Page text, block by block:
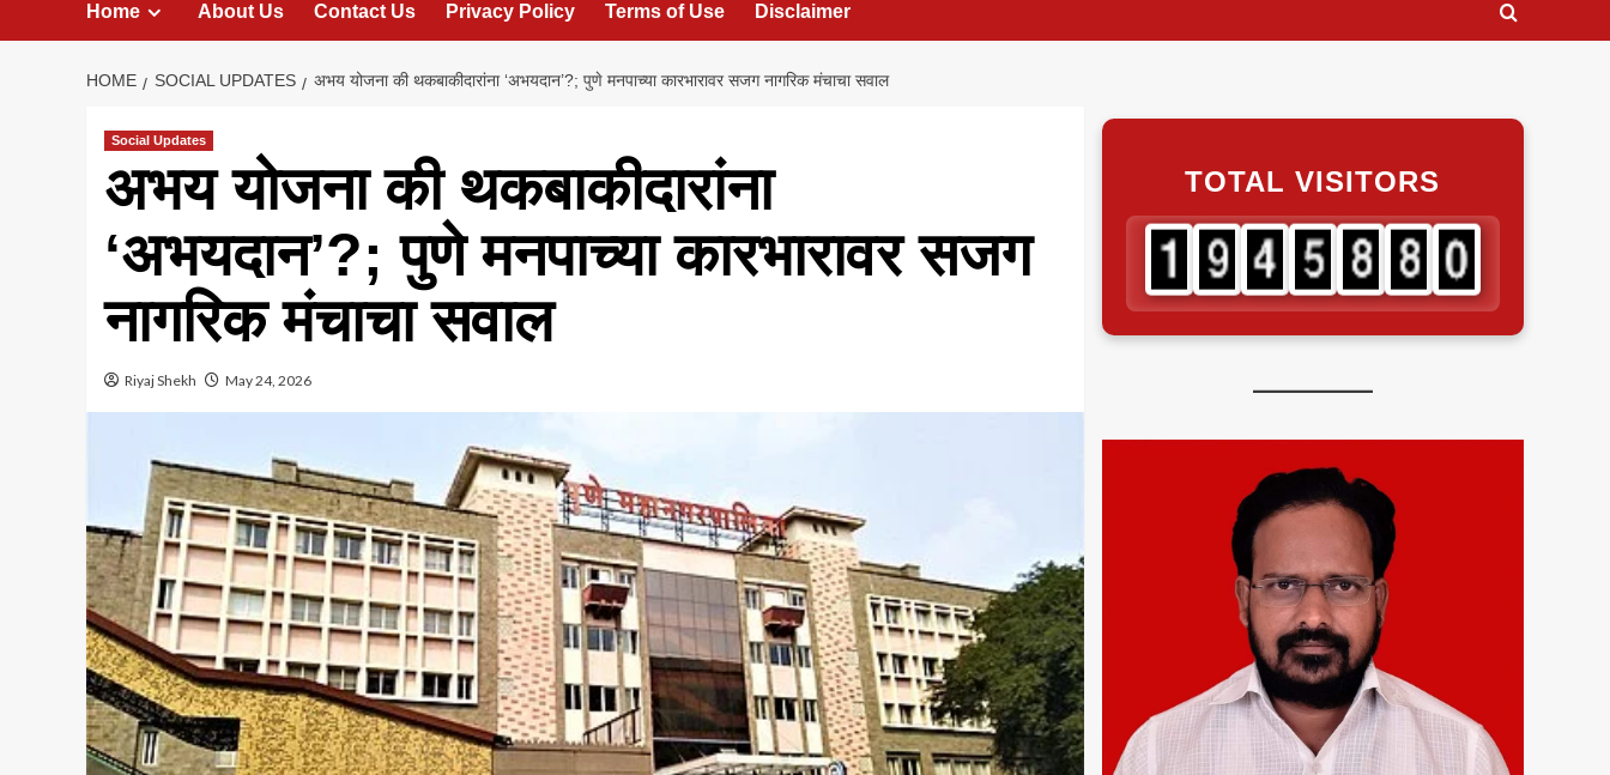
Home About Us Contact Us Privacy Policy Terms of Use Disclaimer
HOME SOCIAL UPDATES अभय योजना की थकबाकीदारांना ‘अभयदान’?; पुणे मनपाच्या कारभारावर सजग नागरिक मंचाचा सवाल
Social Updates
अभय योजना की थकबाकीदारांना
‘अभयदान’?; पुणे मनपाच्या कारभारावर सजग
नागरिक मंचाचा सवाल
Riyaj Shekh May 24, 2026
TOTAL VISITORS